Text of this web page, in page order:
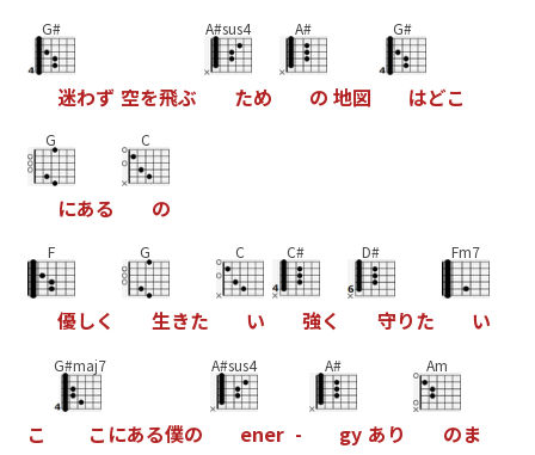
G#
迷わず 空を飛ぶ
A#sus4
ため
A#
の 地図
G#
はどこ
G
にある
C
の
F
優しく
G
生きた
C
い
C#
強く
D#
守りた
Fm7
い
こ
G#maj7
こ にある僕の
A#sus4
ener -
A#
gy あ り
Am
のま